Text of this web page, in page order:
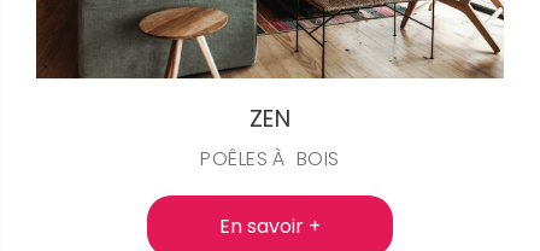
ZEN
POÊLES À BOIS
En savoir +